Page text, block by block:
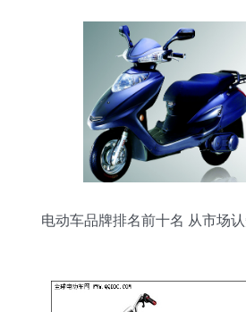
电动车品牌排名前十名 从市场